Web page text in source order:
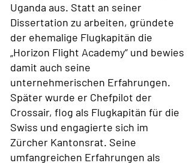
Uganda aus. Statt an seiner
Dissertation zu arbeiten, gründete
der ehemalige Flugkapitän die
„Horizon Flight Academy“ und bewies
damit auch seine
unternehmerischen Erfahrungen.
Später wurde er Chefpilot der
Crossair, flog als Flugkapitän für die
Swiss und engagierte sich im
Zürcher Kantonsrat. Seine
umfangreichen Erfahrungen als